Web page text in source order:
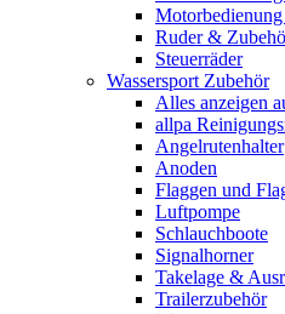
Ruder &
Steuerräder
Wassersport Zubehör
Alles anzeigen
allpa
Angelrutenhalter
Anoden
Flaggen und
Luftpompe
Schlauchboote
Signalhorner
Takelage &
Trailerzubehör